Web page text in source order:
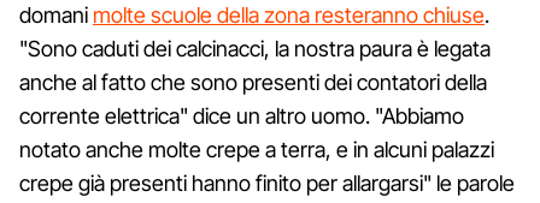
domani molte scuole della zona resteranno chiuse.
"Sono caduti dei calcinacci, la nostra paura è legata
anche al fatto che sono presenti dei contatori della
corrente elettrica" dice un altro uomo. "Abbiamo
notato anche molte crepe a terra, e in alcuni palazzi
crepe già presenti hanno finito per allargarsi" le parole